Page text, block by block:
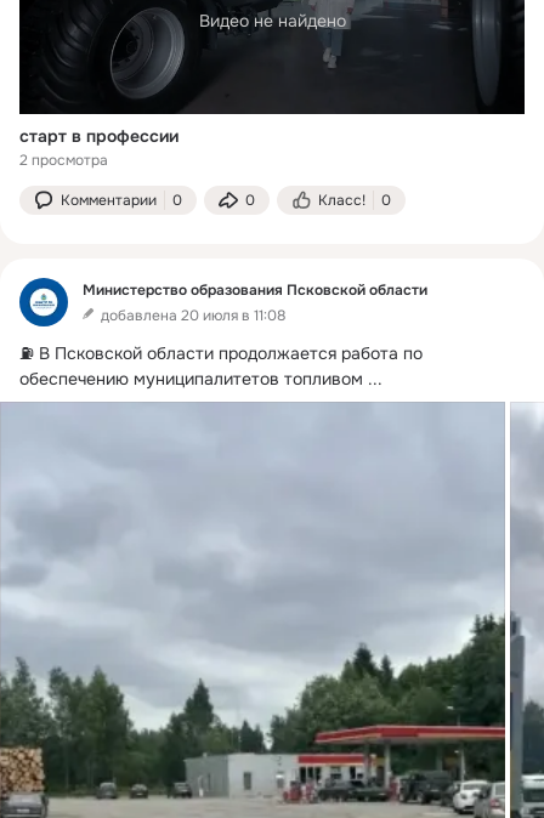
Видео не найдено
старт в профессии
2 просмотра
Комментарии 0 0 Класс! 0
Министерство образования Псковской области
добавлена 20 июля в 11:08
⛽️ В Псковской области продолжается работа по
обеспечению муниципалитетов топливом ...